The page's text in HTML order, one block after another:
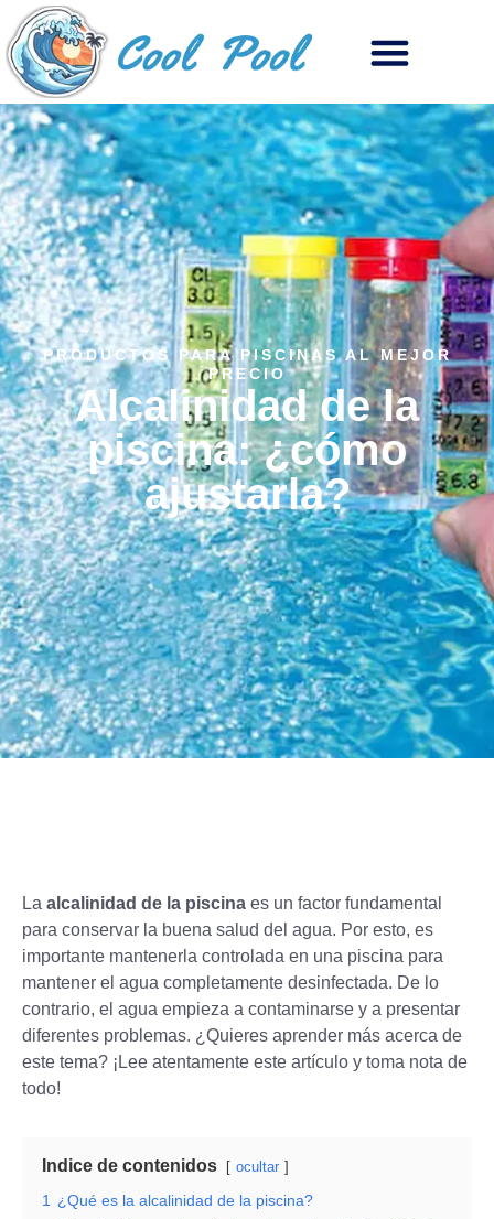
PRODUCTOS PARA PISCINAS AL MEJOR
PRECIO
Alcalinidad de la
piscina: ¿cómo
ajustarla?
La alcalinidad de la piscina es un factor fundamental
para conservar la buena salud del agua. Por esto, es
importante mantenerla controlada en una piscina para
mantener el agua completamente desinfectada. De lo
contrario, el agua empieza a contaminarse y a presentar
diferentes problemas. ¿Quieres aprender más acerca de
este tema? ¡Lee atentamente este artículo y toma nota de
todo!
Indice de contenidos ocultar
1 ¿Qué es la alcalinidad de la piscina?